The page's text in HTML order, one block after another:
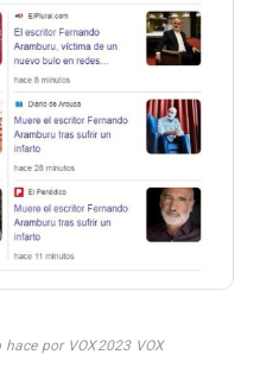
por VOX2023 VOX